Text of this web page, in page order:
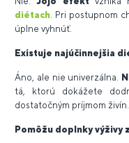
diétach . Pri postupnom
úplne vyhnúť.
Existuje najúčinnejšia
Áno, ale nie univerzálna.
tá, ktorú dokážete
dostatočným príjmom živín.
Pomôžu doplnky